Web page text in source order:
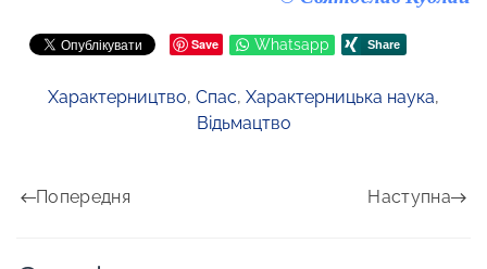
Save Whatsapp
Характерництво, Спас, Характерницька наука,
Відьмацтво
Попередня Наступна